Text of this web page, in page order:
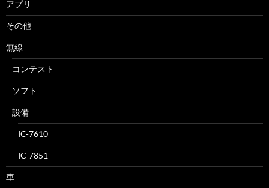
アプリ
その他
無線
コンテスト
ソフト
設備
IC-7610
IC-7851
車